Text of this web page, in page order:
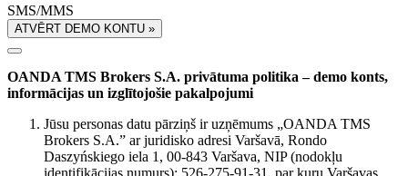
SMS/MMS
ATVĒRT DEMO KONTU »
OANDA TMS Brokers S.A. privātuma politika – demo konts,
informācijas un izglītojošie pakalpojumi
Jūsu personas datu pārziņš ir uzņēmums „OANDA TMS
Brokers S.A.” ar juridisko adresi Varšavā, Rondo
Daszyńskiego iela 1, 00-843 Varšava, NIP (nodokļu
identifikācijas numurs): 526-275-91-31, par kuru Varšavas